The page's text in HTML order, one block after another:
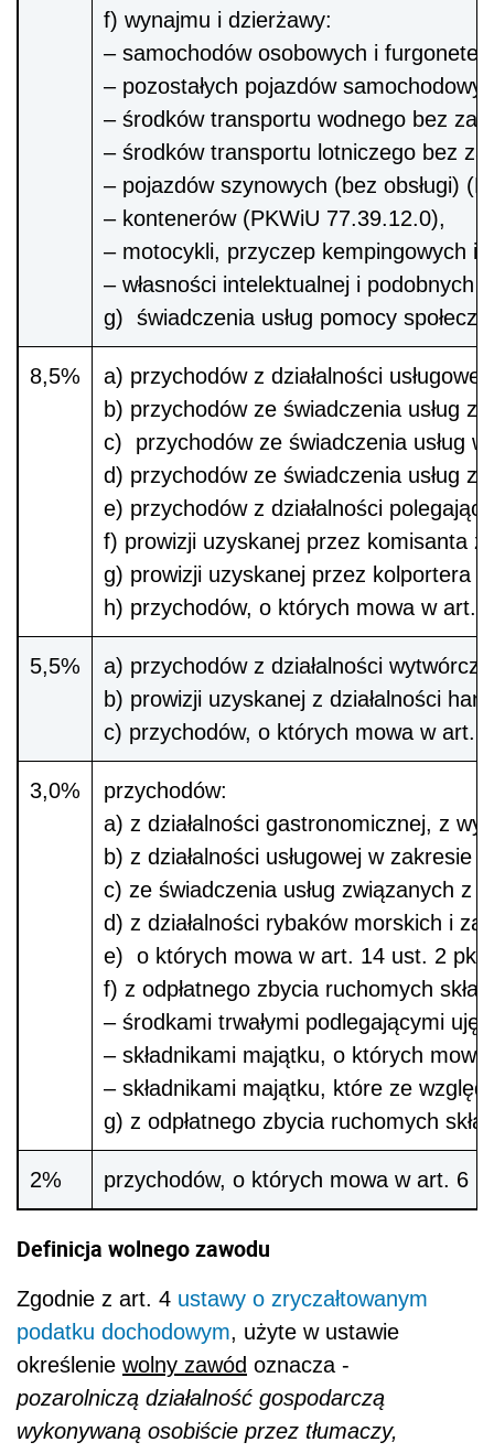
f) wynajmu i dzierżawy:
– samochodów osobowych i
– pozostałych pojazdów
– środków transportu wodnego bez
– środków transportu lotniczego bez
– pojazdów szynowych (bez obsługi)
– kontenerów (PKWiU 77.39.12.0),
– motocykli, przyczep kempingowych i
– własności intelektualnej i podobnych
g) świadczenia usług pomocy
8,5%
a) przychodów z działalności
b) przychodów ze świadczenia usług
c) przychodów ze świadczenia usług
d) przychodów ze świadczenia usług
e) przychodów z działalności
f) prowizji uzyskanej przez komisanta
g) prowizji uzyskanej przez kolportera
h) przychodów, o których mowa w art.
5,5%
a) przychodów z działalności
b) prowizji uzyskanej z działalności
c) przychodów, o których mowa w art.
3,0%
przychodów:
a) z działalności gastronomicznej, z
b) z działalności usługowej w
c) ze świadczenia usług związanych z
d) z działalności rybaków morskich i
e) o których mowa w art. 14 ust. 2 pkt
f) z odpłatnego zbycia ruchomych
– środkami trwałymi podlegającymi
– składnikami majątku, o których
– składnikami majątku, które ze
g) z odpłatnego zbycia ruchomych
2% przychodów, o których mowa w art. 6
Definicja wolnego zawodu
Zgodnie z art. 4 ustawy o zryczałtowanym
podatku dochodowym, użyte w ustawie
określenie wolny zawód oznacza -
pozarolniczą działalność gospodarczą
wykonywaną osobiście przez tłumaczy,